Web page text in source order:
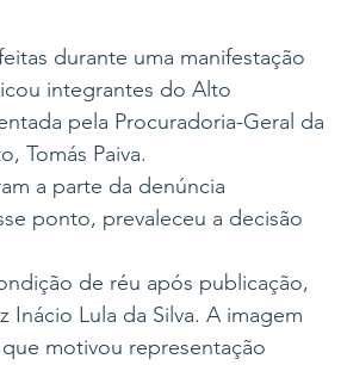
durante uma manifestação
integrantes do Alto
pela Procuradoria-Geral da
Tomás Paiva.
a parte da denúncia
ponto, prevaleceu a decisão
de réu após publicação,
Lula da Silva. A imagem
motivou representação